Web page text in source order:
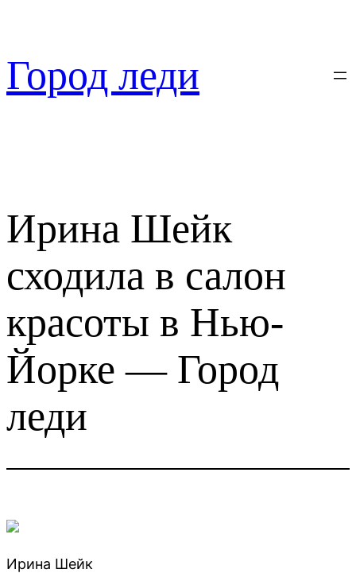
содержимому
Город леди
Ирина Шейк
сходила в салон
красоты в Нью-
Йорке — Город
леди
Ирина Шейк